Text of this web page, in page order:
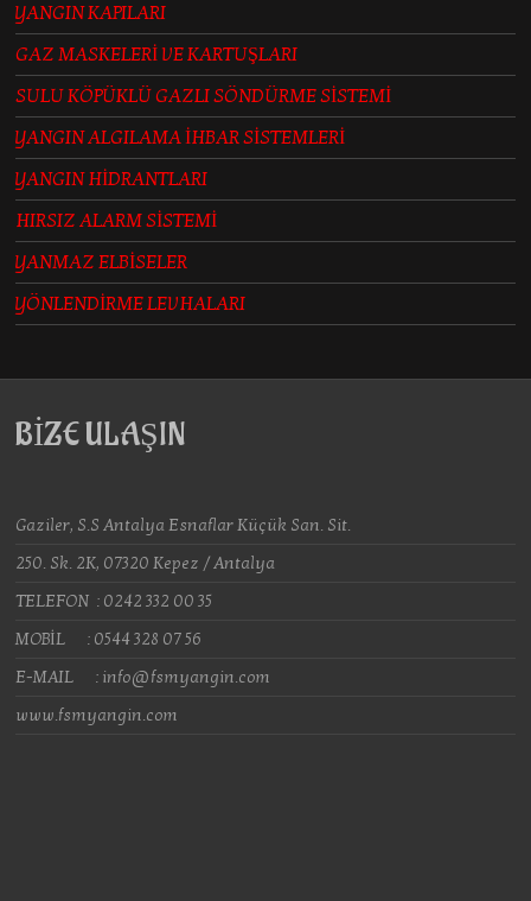
YANGIN KAPILARI
GAZ MASKELERİ VE KARTUŞLARI
SULU KÖPÜKLÜ GAZLI SÖNDÜRME SİSTEMİ
YANGIN ALGILAMA İHBAR SİSTEMLERİ
YANGIN HİDRANTLARI
HIRSIZ ALARM SİSTEMİ
YANMAZ ELBİSELER
YÖNLENDİRME LEVHALARI
BİZE ULAŞIN
Gaziler, S.S Antalya Esnaflar Küçük San. Sit.
250. Sk. 2K, 07320 Kepez / Antalya
TELEFON : 0242 332 00 35
MOBİL : 0544 328 07 56
E-MAIL : info@fsmyangin.com
www.fsmyangin.com